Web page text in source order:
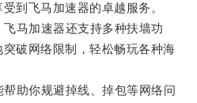
到飞马加速器的卓越服务。
马加速器还支持多种扶墙功
破网络限制，轻松畅玩各种海
助你规避掉线、掉包等网络问